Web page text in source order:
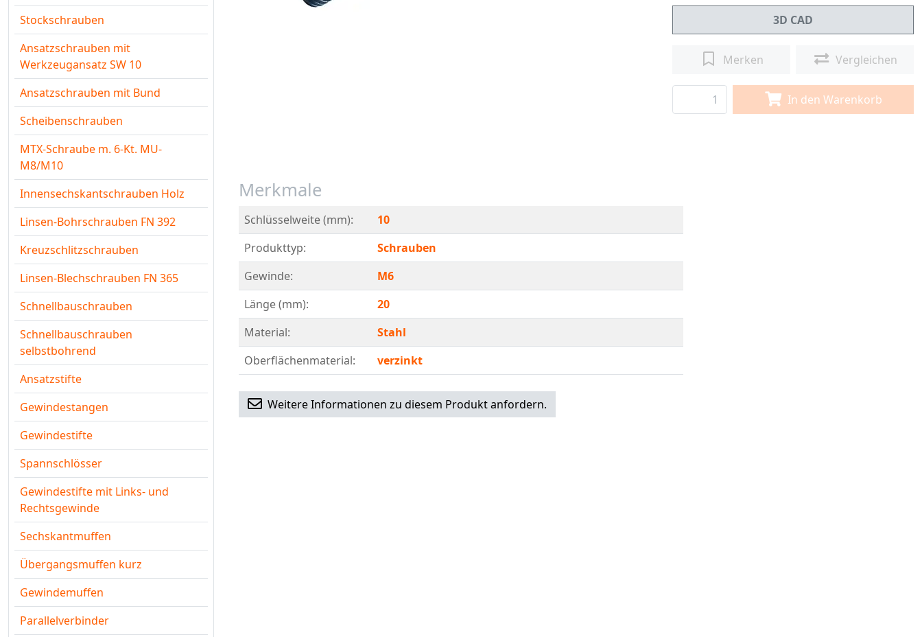
Stockschrauben
Ansatzschrauben mit
Werkzeugansatz SW 10
Ansatzschrauben mit Bund
Scheibenschrauben
MTX-Schraube m. 6-Kt. MU-
M8/M10
Innensechskantschrauben Holz
Linsen-Bohrschrauben FN 392
Kreuzschlitzschrauben
Linsen-Blechschrauben FN 365
Schnellbauschrauben
Schnellbauschrauben
selbstbohrend
Ansatzstifte
Gewindestangen
Gewindestifte
Spannschlösser
Gewindestifte mit Links- und
Rechtsgewinde
Sechskantmuffen
Übergangsmuffen kurz
Gewindemuffen
Parallelverbinder
3D CAD
Merken Vergleichen
In den Warenkorb
Merkmale
Schlüsselweite (mm):
10
Produkttyp:
Schrauben
Gewinde:
M6
Länge (mm):
20
Material:
Stahl
Oberflächenmaterial:
verzinkt
Weitere Informationen zu diesem Produkt anfordern.